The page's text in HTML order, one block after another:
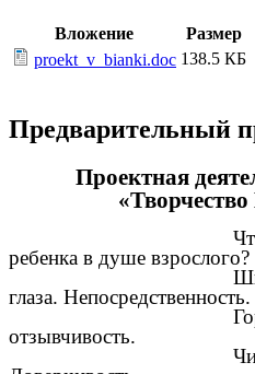
Вложение
Размер
proekt_v_bianki.doc 138.5 КБ
Предварительный
Проектная
Что надо
ребенка в душе взрослого?
Широко
глаза. Непосредственность.
Горячую
отзывчивость.
Чистоту